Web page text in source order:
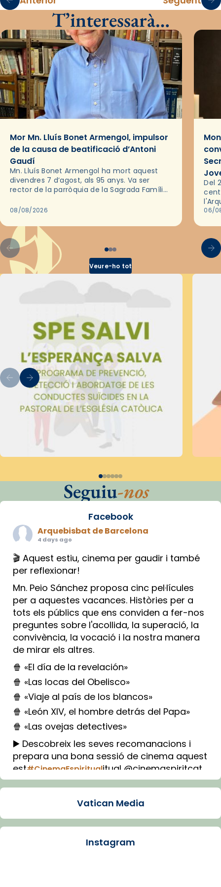
T’interessarà…
Mor Mn. Lluís Bonet Armengol, impulsor
de la causa de beatificació d’Antoni
Gaudí
Mn. Lluís Bonet Armengol ha mort aquest
divendres 7 d’agost, als 95 anys. Va ser
rector de la parròquia de la Sagrada Família
2018,…
08/08/2026
Del
les
06/
Veure-ho tot
Seguiu-nos
Facebook
Arquebisbat de Barcelona
4 days ago
🎬 Aquest estiu, cinema per gaudir i també
per reflexionar!
Mn. Peio Sánchez proposa cinc pel·lícules
per a aquestes vacances. Històries per a
tots els públics que ens conviden a fer-nos
preguntes sobre l'acollida, la superació, la
convivència, la vocació i la nostra manera
de mirar els altres.
🍿 «El día de la revelación»
🍿 «Las locas del Obelisco»
🍿 «Viaje al país de los blancos»
🍿 «León XIV, el hombre detrás del Papa»
🍿 «Las ovejas detectives»
▶️ Descobreix les seves recomanacions i
prepara una bona sessió de cinema aquest
est#CinemaEspiritualitual @cinemaspiritcat
Imatge: Generada amb IA (OpenAI)
Arquebisbat de Barcelona
Vatican Media
Instagram